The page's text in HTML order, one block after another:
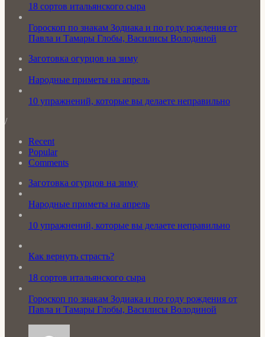
18 сортов итальянского сыра
Гороскоп по знакам Зодиака и по году рождения от
Павла и Тамары Глобы, Василисы Володиной
Заготовка огурцов на зиму
Народные приметы на апрель
10 упражнений, которые вы делаете неправильно
/
Recent
Popular
Comments
Заготовка огурцов на зиму
Народные приметы на апрель
10 упражнений, которые вы делаете неправильно
Как вернуть страсть?
18 сортов итальянского сыра
Гороскоп по знакам Зодиака и по году рождения от
Павла и Тамары Глобы, Василисы Володиной